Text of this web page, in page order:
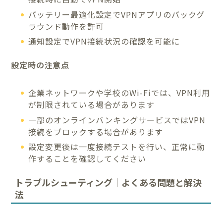
バッテリー最適化設定でVPNアプリのバックグ
ラウンド動作を許可
通知設定でVPN接続状況の確認を可能に
設定時の注意点
企業ネットワークや学校のWi-Fiでは、VPN利用
が制限されている場合があります
一部のオンラインバンキングサービスではVPN
接続をブロックする場合があります
設定変更後は一度接続テストを行い、正常に動
作することを確認してください
トラブルシューティング｜よくある問題と解決
法